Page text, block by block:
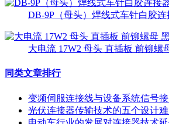
DB-9P（母头）焊线式车针白胶连
大电流 17W2 母头 直插板 前铆螺
同类文章排行
变频伺服连接线与设备系统信号接
光伏连接器传输技术的五个设计难